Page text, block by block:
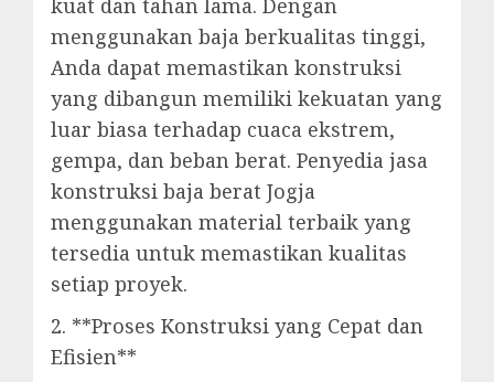
kuat dan tahan lama. Dengan
menggunakan baja berkualitas tinggi,
Anda dapat memastikan konstruksi
yang dibangun memiliki kekuatan yang
luar biasa terhadap cuaca ekstrem,
gempa, dan beban berat. Penyedia jasa
konstruksi baja berat Jogja
menggunakan material terbaik yang
tersedia untuk memastikan kualitas
setiap proyek.
2. **Proses Konstruksi yang Cepat dan
Efisien**